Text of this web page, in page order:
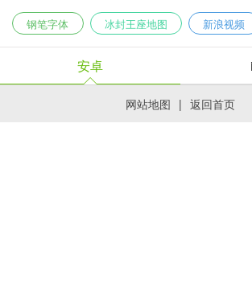
钢笔字体 冰封王座地图 新浪视频
安卓
网站地图 | 返回首页